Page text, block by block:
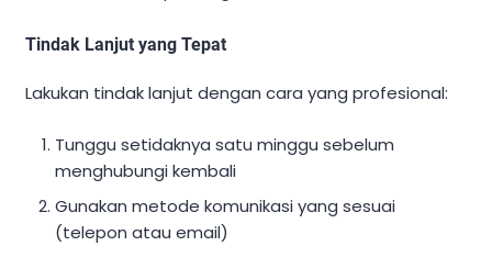
Tindak Lanjut yang Tepat
Lakukan tindak lanjut dengan cara yang profesional:
Tunggu setidaknya satu minggu sebelum
menghubungi kembali
Gunakan metode komunikasi yang sesuai
(telepon atau email)